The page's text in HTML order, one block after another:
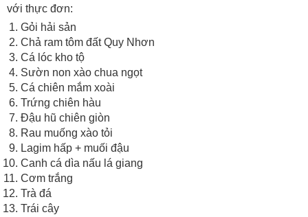
với thực đơn:
Gỏi hải sản
Chả ram tôm đất Quy Nhơn
Cá lóc kho tộ
Sườn non xào chua ngọt
Cá chiên mắm xoài
Trứng chiên hàu
Đậu hũ chiên giòn
Rau muống xào tỏi
Lagim hấp + muối đậu
Canh cá dìa nấu lá giang
Cơm trắng
Trà đá
Trái cây